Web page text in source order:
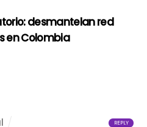
desmantelan red
en Colombia
REPLY